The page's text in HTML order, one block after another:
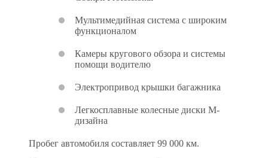
Мультимедийная система с широким
функционалом
Камеры кругового обзора и системы
помощи водителю
Электропривод крышки багажника
Легкосплавные колесные диски M-
дизайна
Пробег автомобиля составляет 99 000 км.